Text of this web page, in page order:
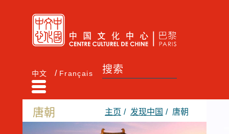
Français
中文
唐朝 主页 发现中国 唐朝